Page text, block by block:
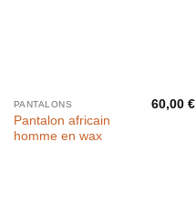
PANTALONS
Pantalon africain
homme en wax
60,00€